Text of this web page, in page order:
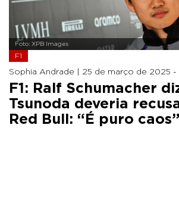
Foto: XPB Images
F1
Sophia Andrade | 25 de março de 2025 -
F1: Ralf Schumacher
Tsunoda deveria
Red Bull: “É puro caos”